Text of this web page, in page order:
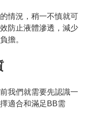
情況，稍一不慎就可
防止液體滲透，減少
擔。
我們就需要先認識一
適合和滿足BB需